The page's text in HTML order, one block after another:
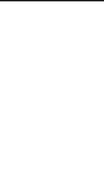
prazos,
e legais
riscos de